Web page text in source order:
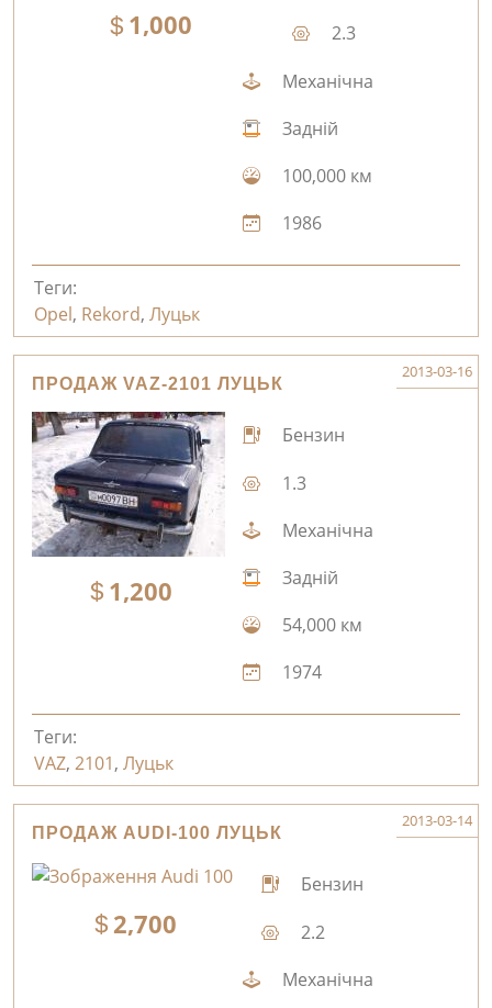
1,000
2.3
Механічна
Задній
100,000 км
1986
Теги:
Opel, Rekord, Луцьк
ПРОДАЖ VAZ-2101 ЛУЦЬК
2013-03-16
1,200
Бензин
1.3
Механічна
Задній
54,000 км
1974
Теги:
VAZ, 2101, Луцьк
ПРОДАЖ AUDI-100 ЛУЦЬК
2013-03-14
2,700
Бензин
2.2
Механічна